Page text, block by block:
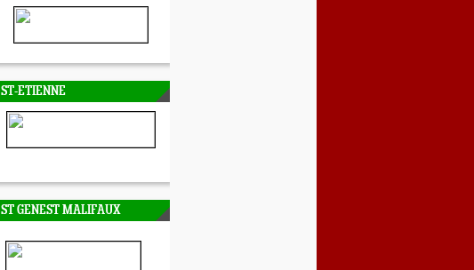
ST-ETIENNE
ST GENEST MALIFAUX